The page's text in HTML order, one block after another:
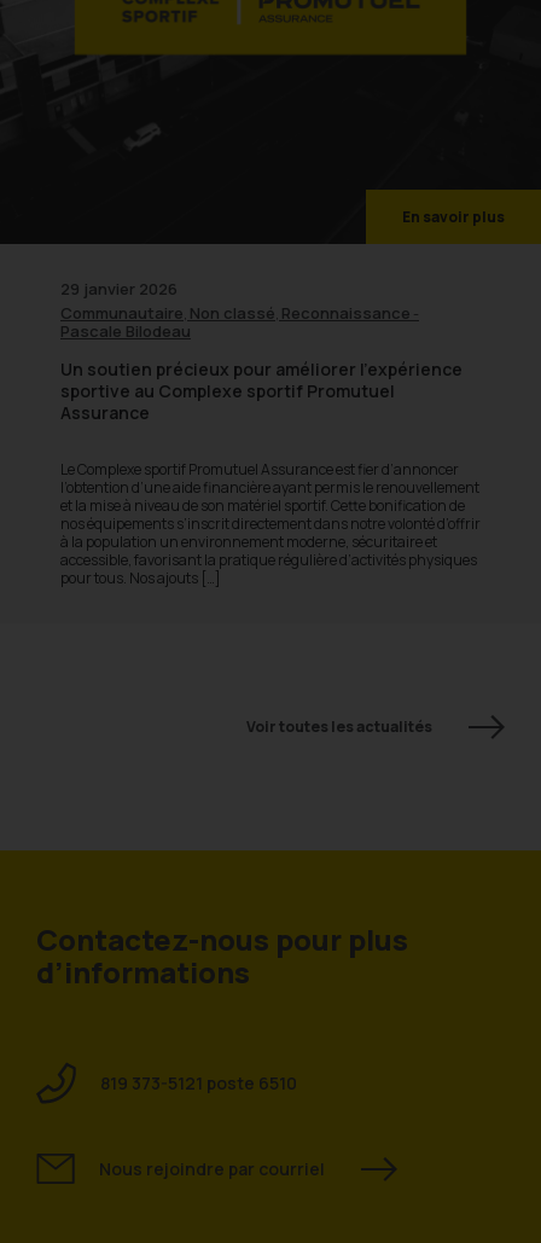
En savoir plus
29 janvier 2026
Communautaire, Non classé, Reconnaissance -
Pascale Bilodeau
Un soutien précieux pour améliorer l’expérience
sportive au Complexe sportif Promutuel
Assurance
Le Complexe sportif Promutuel Assurance est fier d’annoncer
l’obtention d’une aide financière ayant permis le renouvellement
et la mise à niveau de son matériel sportif. Cette bonification de
nos équipements s’inscrit directement dans notre volonté d’offrir
à la population un environnement moderne, sécuritaire et
accessible, favorisant la pratique régulière d’activités physiques
pour tous. Nos ajouts […]
Voir toutes les actualités
Contactez-nous pour plus
d’informations
819 373-5121 poste 6510
Nous rejoindre par courriel